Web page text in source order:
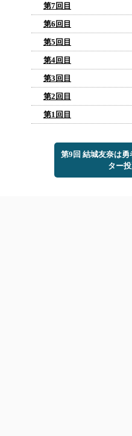
第7回目
第6回目
第5回目
第4回目
第3回目
第2回目
第1回目
第9回 結城友奈は
ター